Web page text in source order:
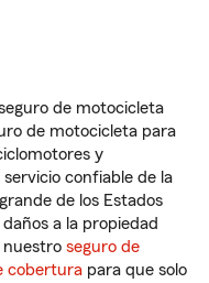
de motocicleta
de motocicleta para
y
confiable de la
de los Estados
a la propiedad
nuestro seguro de
cobertura para que solo